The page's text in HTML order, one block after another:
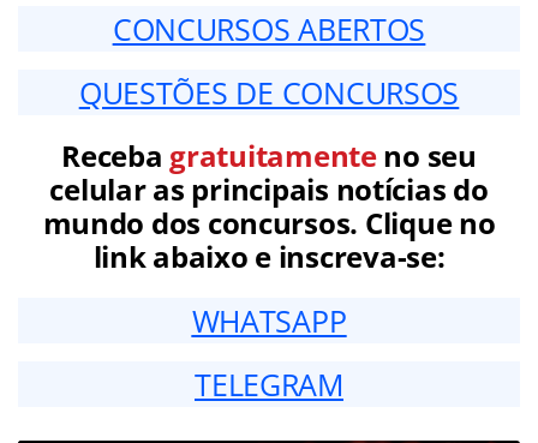
CONCURSOS ABERTOS
QUESTÕES DE CONCURSOS
Receba gratuitamenteno seu
celular as principais notícias do
mundo dos concursos. Clique no
link abaixo e inscreva-se:
WHATSAPP
TELEGRAM